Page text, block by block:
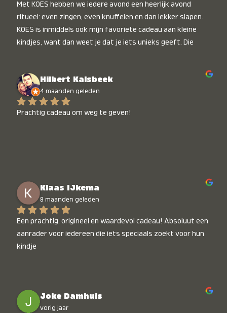
Met KOES hebben we iedere avond een heerlijk avond
ritueel: even zingen, even knuffelen en dan lekker slapen.
KOES is inmiddels ook mijn favoriete cadeau aan kleine
kindjes, want dan weet je dat je iets unieks geeft. Die
Hilbert Kalsbeek
4 maanden geleden
Prachtig cadeau om weg te geven!
Klaas IJkema
8 maanden geleden
Een prachtig, origineel en waardevol cadeau! Absoluut een
aanrader voor iedereen die iets speciaals zoekt voor hun
kindje
Joke Damhuis
vorig jaar